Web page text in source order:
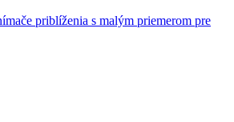
priblíženia s malým priemerom pre